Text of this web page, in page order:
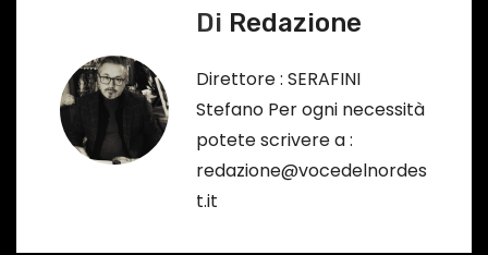
Di Redazione
Direttore : SERAFINI
Stefano Per ogni necessità
potete scrivere a :
redazione@vocedelnordes
t.it